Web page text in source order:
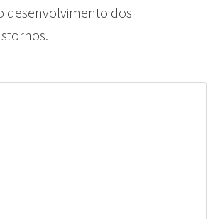
desenvolvimento dos